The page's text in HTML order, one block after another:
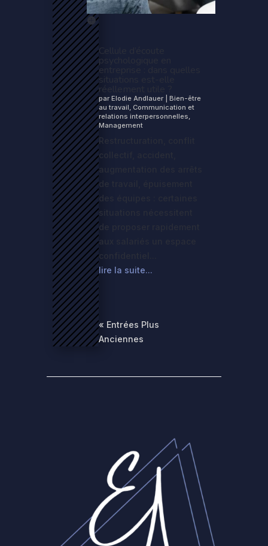
situations est-elle
parElodie Andlauer |Bien-être
au travail ,Communication et
relations interpersonnelles
Management
lire la suite...
« Entrées Plus
Anciennes